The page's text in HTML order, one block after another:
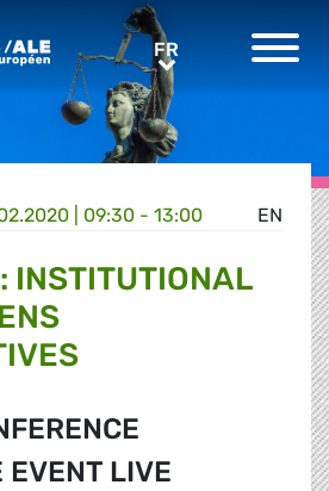
FR
EN
| 09:30 - 13:00
INSTITUTIONAL
EVENT LIVE